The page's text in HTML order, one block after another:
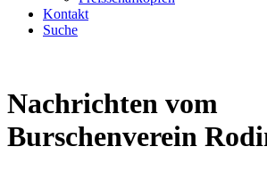
Kontakt
Suche
Nachrichten vom
Burschenverein